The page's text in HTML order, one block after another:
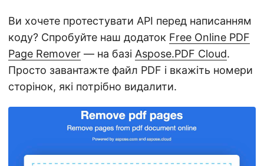
Ви хочете протестувати API перед написанням
коду? Спробуйте наш додаток Free Online PDF
Page Remover — на базі Aspose.PDF Cloud.
Просто завантажте файл PDF і вкажіть номери
сторінок, які потрібно видалити.